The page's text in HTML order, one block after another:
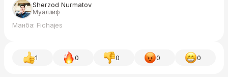
Sherzod Nurmatov
Муаллиф
Манба: Fichajes
1 0 0 0 0